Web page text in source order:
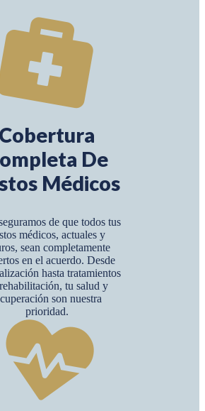
Cobertura
De
Médicos
de que todos tus
médicos, actuales y
sean completamente
en el acuerdo. Desde
hasta tratamientos
tu salud y
son nuestra
prioridad.